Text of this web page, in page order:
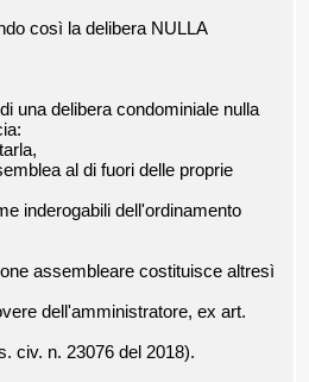
così la delibera NULLA
una delibera condominiale nulla
al di fuori delle proprie
inderogabili dell'ordinamento
assembleare costituisce altresì
dell'amministratore, ex art.
civ. n. 23076 del 2018).